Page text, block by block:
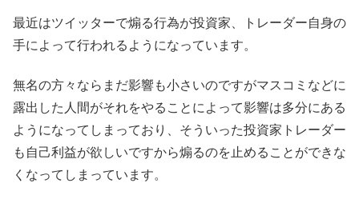
最近はツイッターで煽る行為が投資家、トレーダー自身の
手によって行われるようになっています。
無名の方々ならまだ影響も小さいのですがマスコミなどに
露出した人間がそれをやることによって影響は多分にある
ようになってしまっており、そういった投資家トレーダー
も自己利益が欲しいですから煽るのを止めることができな
くなってしまっています。